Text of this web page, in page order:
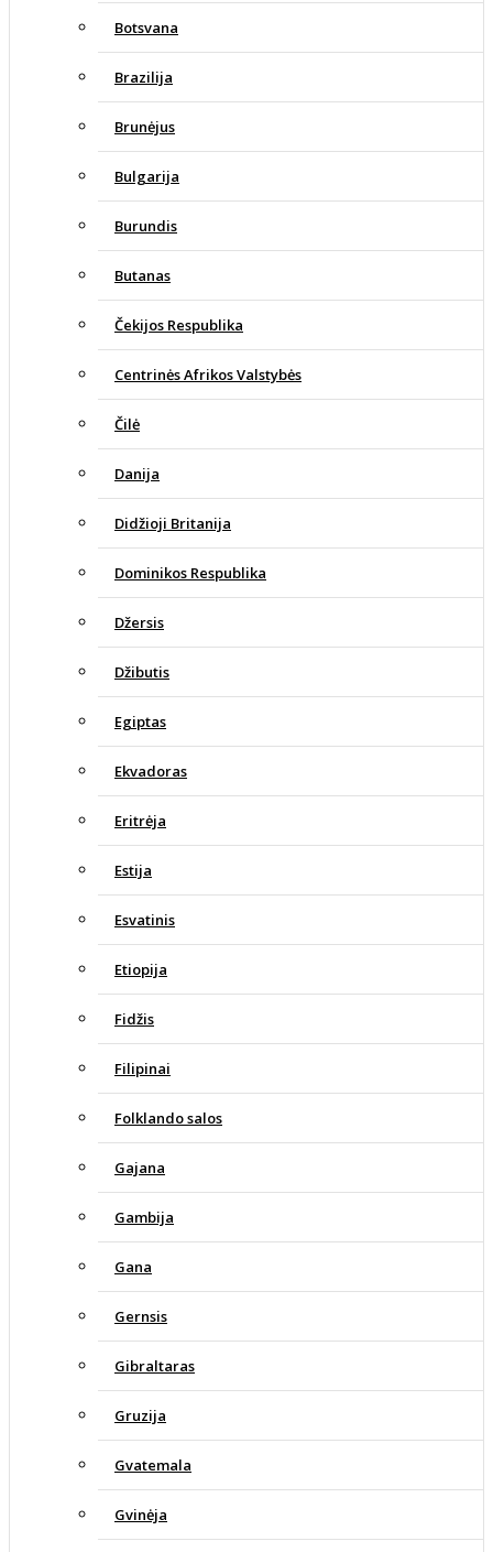
Botsvana
Brazilija
Brunėjus
Bulgarija
Burundis
Butanas
Čekijos Respublika
Centrinės Afrikos Valstybės
Čilė
Danija
Didžioji Britanija
Dominikos Respublika
Džersis
Džibutis
Egiptas
Ekvadoras
Eritrėja
Estija
Esvatinis
Etiopija
Fidžis
Filipinai
Folklando salos
Gajana
Gambija
Gana
Gernsis
Gibraltaras
Gruzija
Gvatemala
Gvinėja